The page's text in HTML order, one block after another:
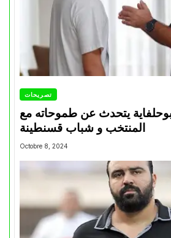
تصريحات
يتحدث عن طموحاته مع
المنتخب و شباب قسنطينة
Octobre 8, 2024